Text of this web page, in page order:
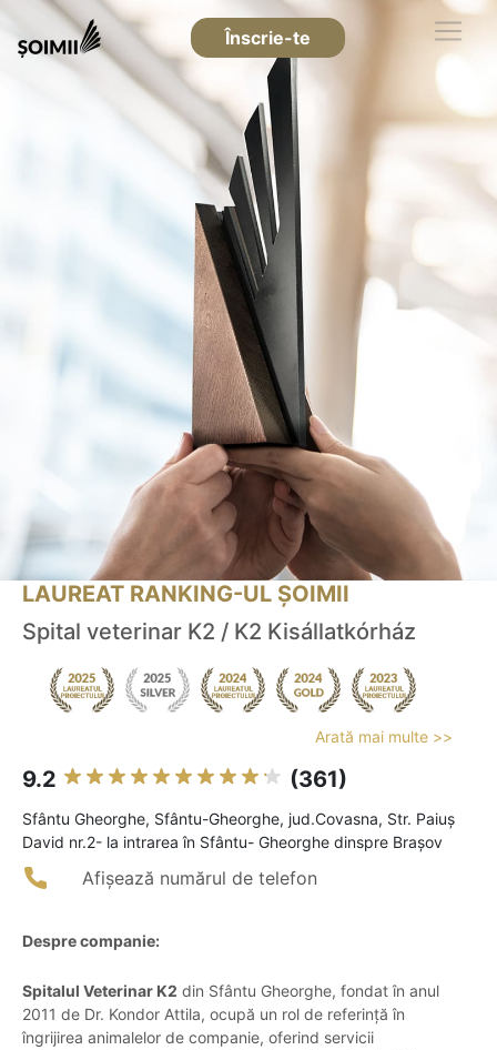
Înscrie-te
LAUREAT RANKING-UL ȘOIMII
Spital veterinar K2 / K2 Kisállatkórház
Arată mai multe >>
9.2 (361)
Sfântu Gheorghe, Sfântu-Gheorghe, jud.Covasna, Str. Paiuş
David nr.2- la intrarea în Sfântu- Gheorghe dinspre Braşov
Afișează numărul de telefon
Despre companie:
Spitalul Veterinar K2 din Sfântu Gheorghe, fondat în anul
2011 de Dr. Kondor Attila, ocupă un rol de referință în
îngrijirea animalelor de companie, oferind servicii